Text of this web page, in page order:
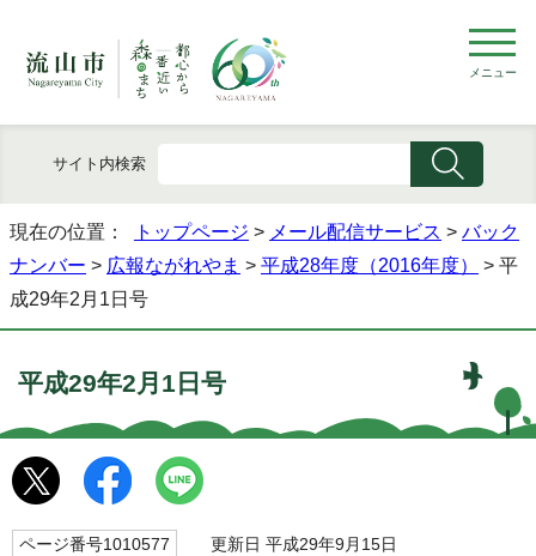
メニュー
サイト内検索
現在の位置： トップページ > メール配信サービス > バック
ナンバー > 広報ながれやま > 平成28年度（2016年度）
> 平
成29年2月1日号
平成29年2月1日号
ページ番号1010577 更新日 平成29年9月15日